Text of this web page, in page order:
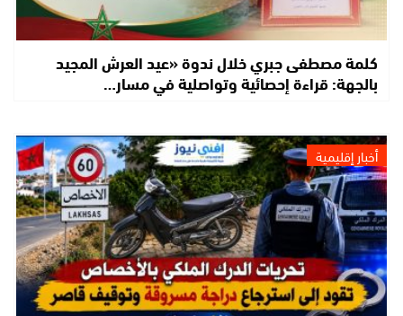
كلمة مصطفى جبري خلال ندوة «عيد العرش المجيد
بالجهة: قراءة إحصائية وتواصلية في مسار…
أخبار إقليمية